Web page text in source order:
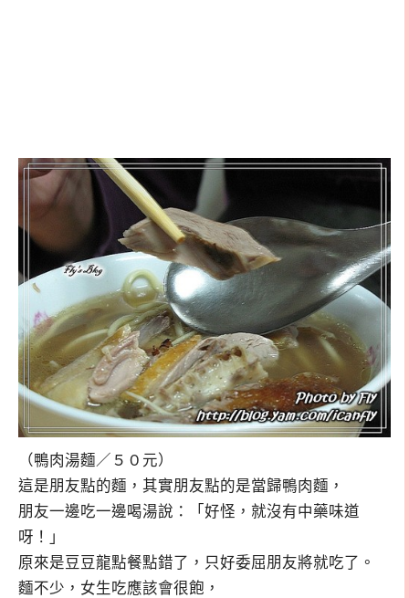
（鴨肉湯麵／５０元）
這是朋友點的麵，其實朋友點的是當歸鴨肉麵，
朋友一邊吃一邊喝湯說：「好怪，就沒有中藥味道
呀！」
原來是豆豆龍點餐點錯了，只好委屈朋友將就吃了。
麵不少，女生吃應該會很飽，